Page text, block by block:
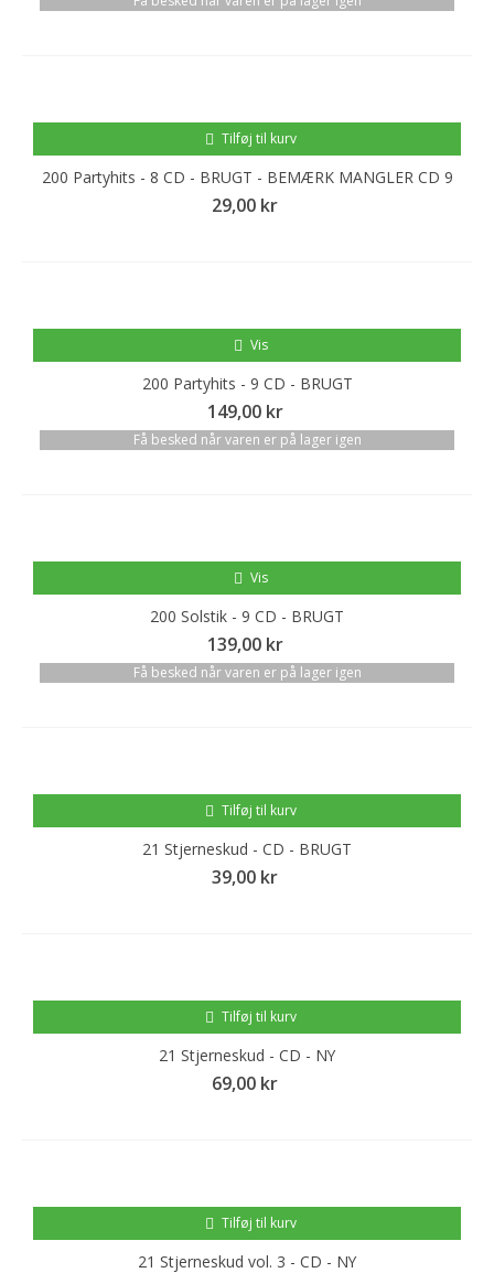
Tilføj til kurv
200 Partyhits - 8 CD - BRUGT - BEMÆRK MANGLER CD 9
29,00 kr
Vis
200 Partyhits - 9 CD - BRUGT
149,00 kr
Få besked når varen er på lager igen
Vis
200 Solstik - 9 CD - BRUGT
139,00 kr
Få besked når varen er på lager igen
Tilføj til kurv
21 Stjerneskud - CD - BRUGT
39,00 kr
Tilføj til kurv
21 Stjerneskud - CD - NY
69,00 kr
Tilføj til kurv
21 Stjerneskud vol. 3 - CD - NY